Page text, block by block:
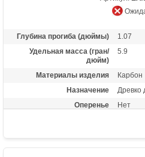
Глубина прогиба (дюймы)
1.07
Удельная масса (гран/
дюйм)
5.9
Материалы изделия
Карбон
Назначение
Древко
Оперенье
Нет